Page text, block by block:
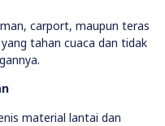
carport, maupun teras
tahan cuaca dan tidak
material lantai dan